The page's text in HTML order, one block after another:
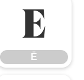
Ē
Ē